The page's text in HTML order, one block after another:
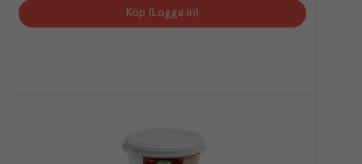
Köp (Logga in)